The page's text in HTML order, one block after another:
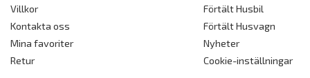
Villkor
Kontakta oss
Mina favoriter
Retur
Förtält Husbil
Förtält Husvagn
Nyheter
Cookie-inställningar